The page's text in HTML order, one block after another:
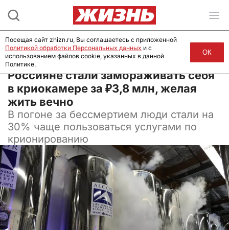
02 февраля 2025, 16:00
Россияне стали замораживать себя
в криокамере за ₽3,8 млн, желая
жить вечно
В погоне за бессмертием люди стали на
30% чаще пользоваться услугами по
крионированию
Посещая сайт zhizn.ru, Вы соглашаетесь с приложенной
Политикой обработки Персональных данных и с
использованием файлов cookie, указанных в данной
Политике.
ОК